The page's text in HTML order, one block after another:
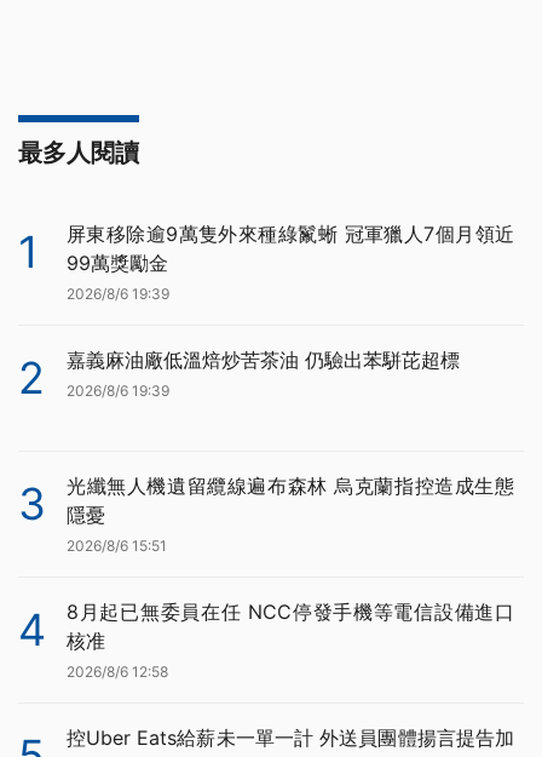
最多人閱讀
1
屏東移除逾9萬隻外來種綠鬣蜥 冠軍獵人7個月領近
99萬獎勵金
2026/8/6 19:39
2 嘉義麻油廠低溫焙炒苦茶油 仍驗出苯駢芘超標
2026/8/6 19:39
3
光纖無人機遺留纜線遍布森林 烏克蘭指控造成生態
隱憂
2026/8/6 15:51
4
8月起已無委員在任 NCC停發手機等電信設備進口
核准
2026/8/6 12:58
控Uber Eats給薪未一單一計 外送員團體揚言提告加